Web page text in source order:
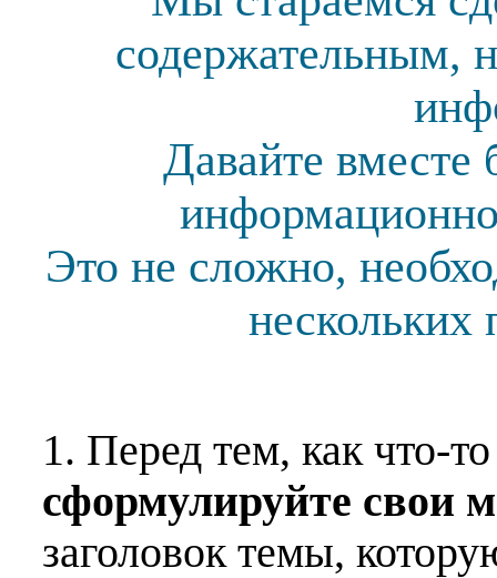
содержательным,
Давайте вместе
Это не сложно,
нескольких
1. Перед тем, как что-
сформулируйте свои
заголовок темы,